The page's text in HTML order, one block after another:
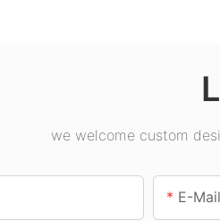
we welcome custom
E-Mail